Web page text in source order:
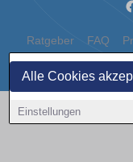
Alle Cookies
Einstellungen
Ratgeber FAQ
Copyright © 2000 - 2026 |